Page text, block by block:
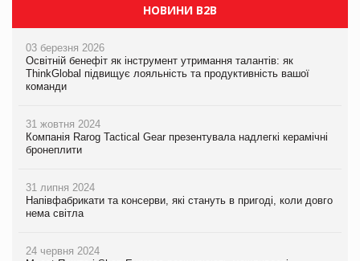
НОВИНИ B2B
03 березня 2026
Освітній бенефіт як інструмент утримання талантів: як
ThinkGlobal підвищує лояльність та продуктивність вашої
команди
31 жовтня 2024
Компанія Rarog Tactical Gear презентувала надлегкі керамічні
бронеплити
31 липня 2024
Напівфабрикати та консерви, які стануть в пригоді, коли довго
нема світла
24 червня 2024